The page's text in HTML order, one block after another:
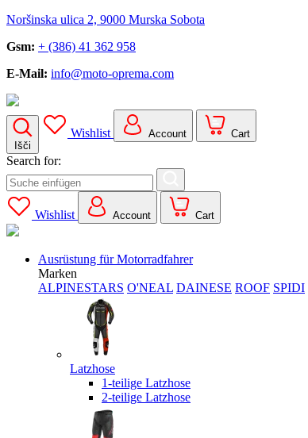
Noršinska ulica 2, 9000 Murska Sobota
Gsm: + (386) 41 362 958
E-Mail: info@moto-oprema.com
Išči
Wishlist Account Cart
Search for:
Wishlist Account Cart
Ausrüstung für Motorradfahrer
Marken
ALPINESTARS O'NEAL DAINESE ROOF SPIDI
Latzhose
1-teilige Latzhose
2-teilige Latzhose